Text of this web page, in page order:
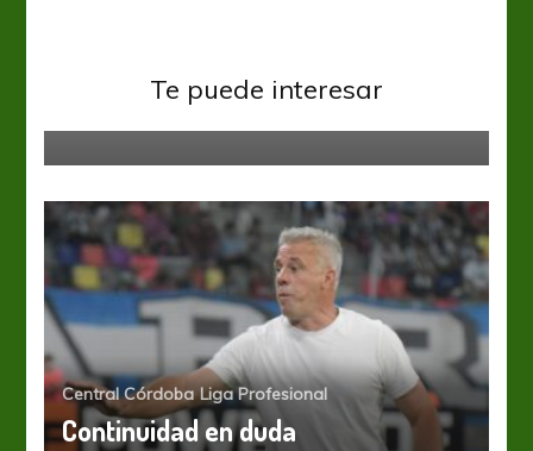
Te puede interesar
Liga Profesional Unión
De la cabeza
Central Córdoba Liga Profesional
Continuidad en duda